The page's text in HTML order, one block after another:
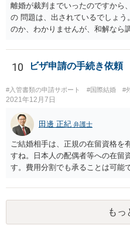
離婚が裁判までいったのですから
の 問題は、出されているでしょ
のか、わかりませんが、和解なら
詳しく、双方の主張を 知ること
は、理解にいたるでしょう。 虐
10 ビザ申請の手続き依頼
#入管書類の申請サポート #国際結婚 #
2021年12月7日
田邊 正紀 弁護士
ご結婚相手は、正規の在留資格を
すね。日本人の配偶者等への在留
す。費用分割でも承ることは可能で
もっ